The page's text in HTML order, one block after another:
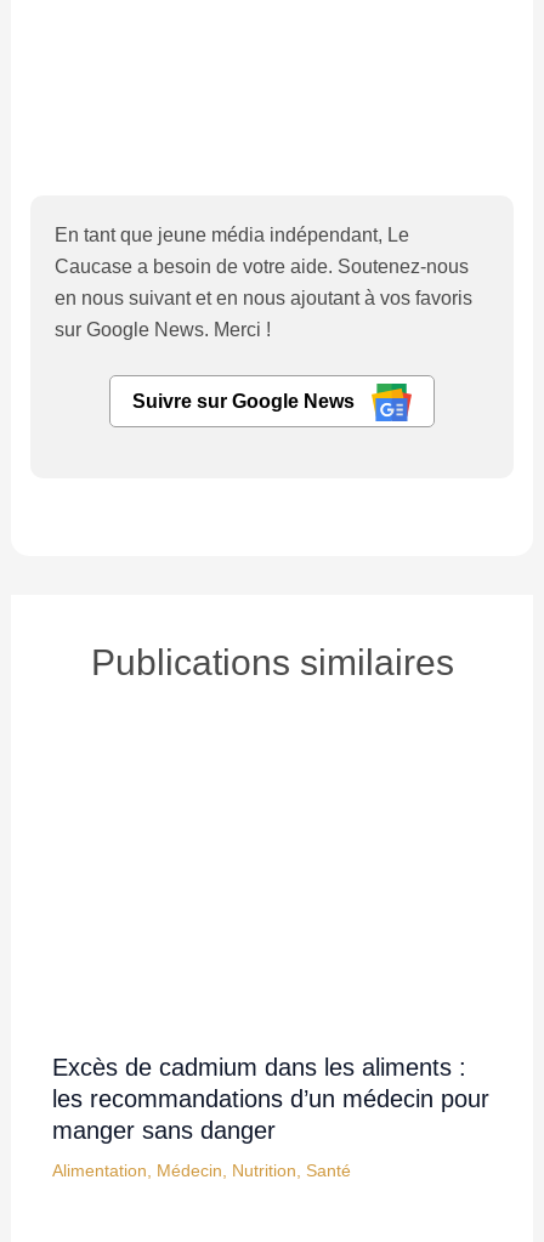
En tant que jeune média indépendant, Le
Caucase a besoin de votre aide. Soutenez-nous
en nous suivant et en nous ajoutant à vos favoris
sur Google News. Merci !
Suivre sur Google News
Publications similaires
Excès de cadmium dans les aliments :
les recommandations d’un médecin pour
manger sans danger
Alimentation Médecin Nutrition Santé